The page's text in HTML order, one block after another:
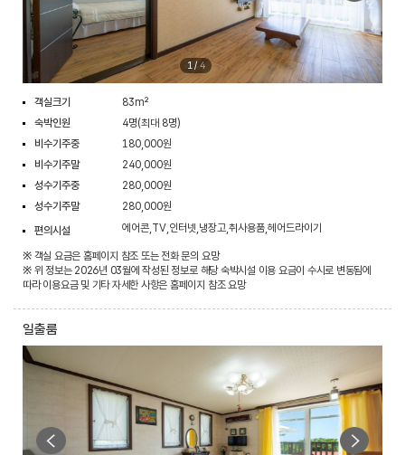
1 / 4
객실크기
83m²
숙박인원
4명(최대 8명)
비수기주중
180,000원
비수기주말
240,000원
성수기주중
280,000원
성수기주말
280,000원
편의시설
에어콘,TV,인터넷,냉장고,취사용품,헤어드라이기
※ 객실 요금은 홈페이지 참조 또는 전화 문의 요망
※ 위 정보는 2026년 03월에 작성된 정보로 해당 숙박시설 이용 요금이 수시로 변동됨에
따라 이용요금 및 기타 자세한 사항은 홈페이지 참조 요망
일출룸